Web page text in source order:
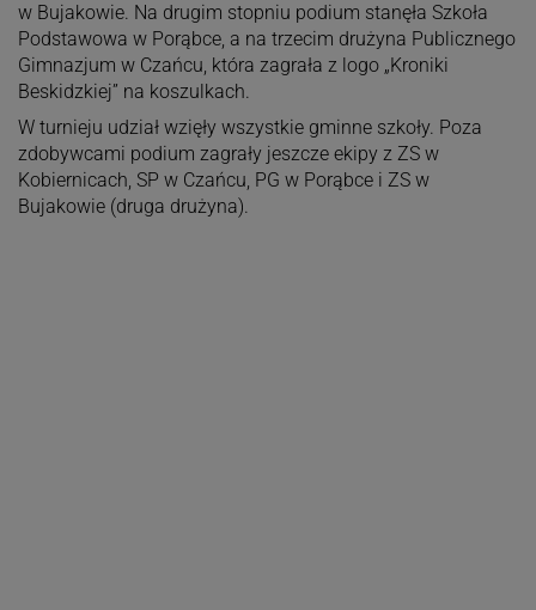
w Bujakowie. Na drugim stopniu podium stanęła Szkoła
Podstawowa w Porąbce, a na trzecim drużyna Publicznego
Gimnazjum w Czańcu, która zagrała z logo „Kroniki
Beskidzkiej” na koszulkach.
W turnieju udział wzięły wszystkie gminne szkoły. Poza
zdobywcami podium zagrały jeszcze ekipy z ZS w
Kobiernicach, SP w Czańcu, PG w Porąbce i ZS w
Bujakowie (druga drużyna).